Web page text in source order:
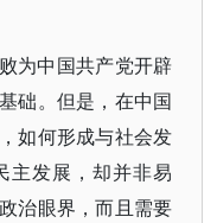
为中国共产党开辟
础。但是，在中国
如何形成与社会发
主发展，却并非易
治眼界，而且需要